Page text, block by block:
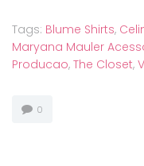
Tags: Blume Shirts,
Maryana Mauler
Producao, The Closet,
0